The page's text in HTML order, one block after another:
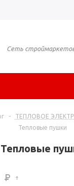
Сеть
- ТЕПЛОВОЕ
Тепловые пушки
Тепловые